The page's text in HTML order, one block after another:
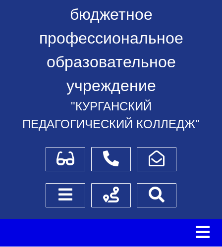
бюджетное
профессиональное
образовательное
учреждение
"КУРГАНСКИЙ
ПЕДАГОГИЧЕСКИЙ КОЛЛЕДЖ"
Для слабовидящихТелефоныНаписать обращение
Боковое менюСхема проезда